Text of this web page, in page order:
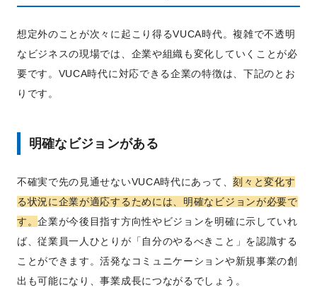
想定外のことが次々に起こり得るVUCA時代。複雑で不透明
なビジネスの現場では、企業や組織も変化していくことが必
要です。VUCA時代に対応できる企業の特徴は、下記のとお
りです。
明確なビジョンがある
不確実で先の見通せないVUCA時代にあって、刻々と変化す
る状況に企業が適応するためには、明確なビジョンが必要で
す。企業が今後目指す方向性やビジョンを明確に示していれ
ば、従業員一人ひとりが「自分のやるべきこと」を認識する
ことができます。活発なコミュニケーションや新規事業の創
出も可能になり、事業成長につながるでしょう。